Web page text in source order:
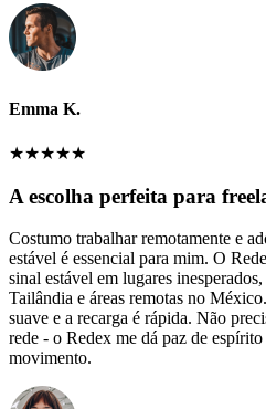
Emma K.
★★★★★
A escolha perfeita para
Costumo trabalhar remotamente e
estável é essencial para mim. O
sinal estável em lugares
Tailândia e áreas remotas no
suave e a recarga é rápida. Não
rede - o Redex me dá paz de
movimento.